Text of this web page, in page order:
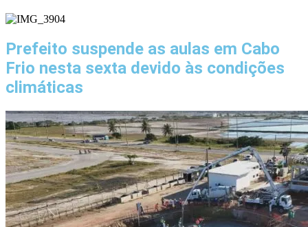
Prefeito suspende as aulas em Cabo
Frio nesta sexta devido às condições
climáticas